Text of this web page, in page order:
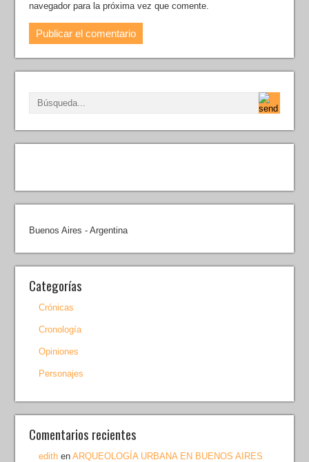
navegador para la próxima vez que comente.
Buenos Aires - Argentina
Categorías
Crónicas
Cronología
Opiniones
Personajes
Comentarios recientes
edith enARQUEOLOGÍA URBANA EN BUENOS AIRES